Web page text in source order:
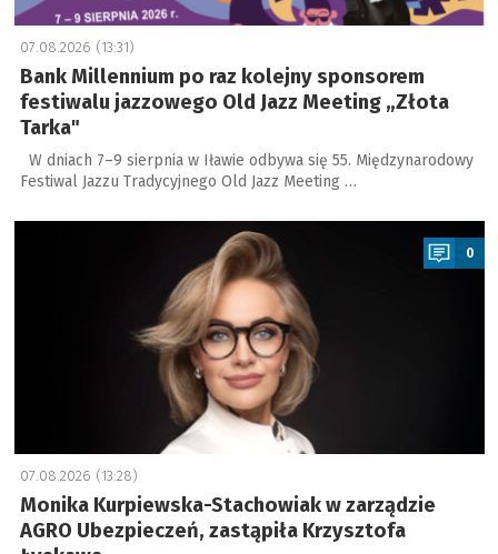
07.08.2026 (13:31)
Bank Millennium po raz kolejny sponsorem
festiwalu jazzowego Old Jazz Meeting „Złota
Tarka"
W dniach 7–9 sierpnia w Iławie odbywa się 55. Międzynarodowy
Festiwal Jazzu Tradycyjnego Old Jazz Meeting …
a
0
07.08.2026 (13:28)
Monika Kurpiewska-Stachowiak w zarządzie
AGRO Ubezpieczeń, zastąpiła Krzysztofa